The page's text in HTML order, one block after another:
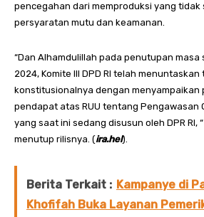
pencegahan dari memproduksi yang tidak
persyaratan mutu dan keamanan.
“Dan Alhamdulillah pada penutupan masa
2024, Komite III DPD RI telah menuntaskan
konstitusionalnya dengan menyampaikan
pendapat atas RUU tentang Pengawasan
yang saat ini sedang disusun oleh DPR RI,
menutup rilisnya. (ira.hel).
Berita Terkait : Kampanye di
Khofifah Buka Layanan